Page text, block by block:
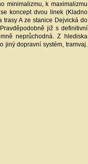
minimalizmu, k maximalizmu
koncept dvou linek (Kladno
trasy A ze stanice Dejvická do
již s definitivní
neprůchodná. Z hlediska
jiný dopravní systém, tramvaj.